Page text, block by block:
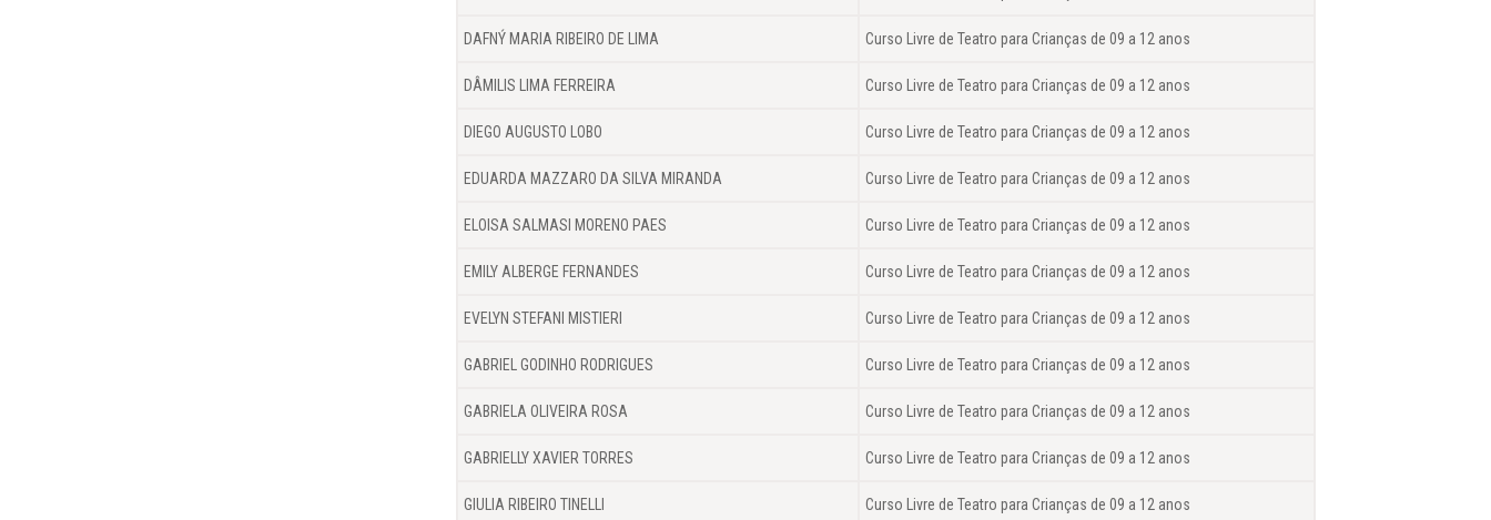
DAFNÝ MARIA RIBEIRO DE LIMA Curso Livre de Teatro para Crianças de 09 a 12 anos
DÂMILIS LIMA FERREIRA Curso Livre de Teatro para Crianças de 09 a 12 anos
DIEGO AUGUSTO LOBO Curso Livre de Teatro para Crianças de 09 a 12 anos
EDUARDA MAZZARO DA SILVA MIRANDA Curso Livre de Teatro para Crianças de 09 a 12 anos
ELOISA SALMASI MORENO PAES Curso Livre de Teatro para Crianças de 09 a 12 anos
EMILY ALBERGE FERNANDES Curso Livre de Teatro para Crianças de 09 a 12 anos
EVELYN STEFANI MISTIERI Curso Livre de Teatro para Crianças de 09 a 12 anos
GABRIEL GODINHO RODRIGUES Curso Livre de Teatro para Crianças de 09 a 12 anos
GABRIELA OLIVEIRA ROSA Curso Livre de Teatro para Crianças de 09 a 12 anos
GABRIELLY XAVIER TORRES Curso Livre de Teatro para Crianças de 09 a 12 anos
GIULIA RIBEIRO TINELLI Curso Livre de Teatro para Crianças de 09 a 12 anos